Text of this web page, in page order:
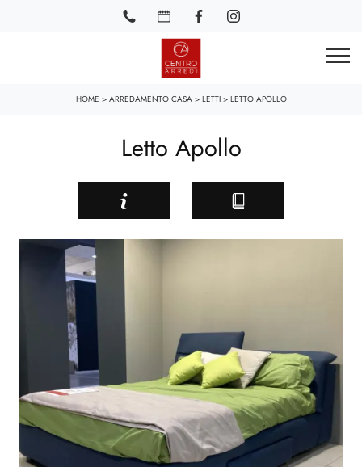
HOME > ARREDAMENTO CASA> LETTI > LETTO APOLLO
Letto Apollo